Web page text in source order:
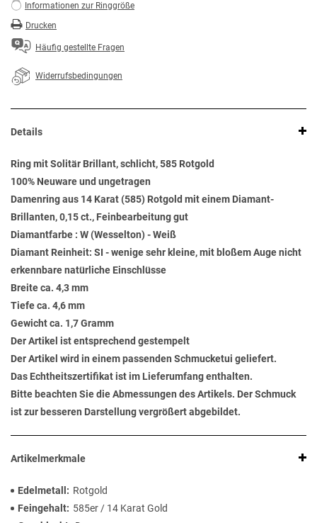
Informationen zur Ringgröße
Drucken
Häufig gestellte Fragen
Widerrufsbedingungen
Details
Ring mit Solitär Brillant, schlicht, 585 Rotgold
100% Neuware und ungetragen
Damenring aus 14 Karat (585) Rotgold mit einem Diamant-
Brillanten, 0,15 ct., Feinbearbeitung gut
Diamantfarbe : W (Wesselton) - Weiß
Diamant Reinheit: SI - wenige sehr kleine, mit bloßem Auge nicht
erkennbare natürliche Einschlüsse
Breite ca. 4,3 mm
Tiefe ca. 4,6 mm
Gewicht ca. 1,7 Gramm
Der Artikel ist entsprechend gestempelt
Der Artikel wird in einem passenden Schmucketui geliefert.
Das Echtheitszertifikat ist im Lieferumfang enthalten.
Bitte beachten Sie die Abmessungen des Artikels. Der Schmuck
ist zur besseren Darstellung vergrößert abgebildet.
Artikelmerkmale
Edelmetall
Rotgold
Feingehalt
585er / 14 Karat Gold